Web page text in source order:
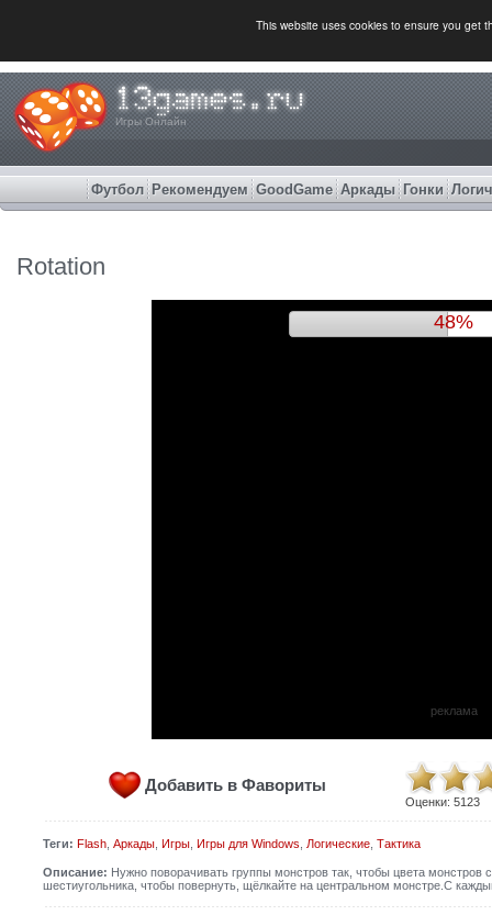
This website uses cookies to ensure you get
Игры Онлайн
Футбол Рекомендуем GoodGame Аркады Гонки
Rotation
51%
реклама
Добавить в Фавориты
Оценки: 5123
Теги: Flash, Аркады, Игры, Игры для Windows Логические, Тактика
Описание: Нужно поворачивать группы монстров так, чтобы цвета монстров
шестиугольника, чтобы повернуть, щёлкайте на центральном монстре.С